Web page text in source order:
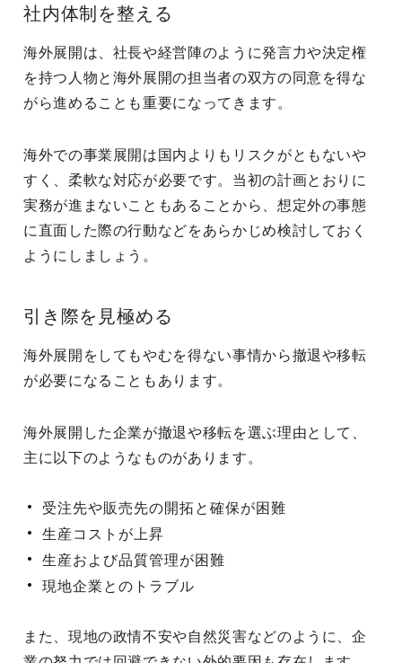
社内体制を整える
海外展開は、社長や経営陣のように発言力や決定権
を持つ人物と海外展開の担当者の双方の同意を得な
がら進めることも重要になってきます。
海外での事業展開は国内よりもリスクがともないや
すく、柔軟な対応が必要です。当初の計画とおりに
実務が進まないこともあることから、想定外の事態
に直面した際の行動などをあらかじめ検討しておく
ようにしましょう。
引き際を見極める
海外展開をしてもやむを得ない事情から撤退や移転
が必要になることもあります。
海外展開した企業が撤退や移転を選ぶ理由として、
主に以下のようなものがあります。
受注先や販売先の開拓と確保が困難
生産コストが上昇
生産および品質管理が困難
現地企業とのトラブル
また、現地の政情不安や自然災害などのように、企